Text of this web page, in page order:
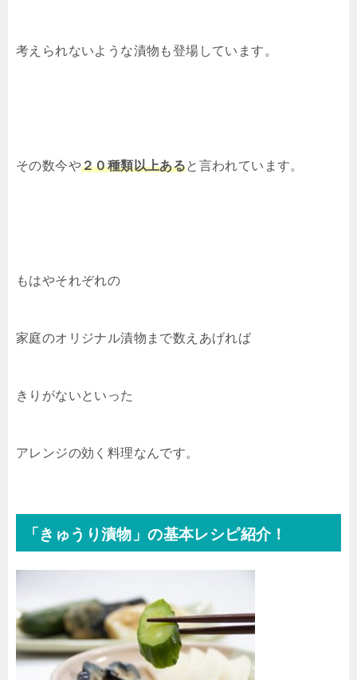
考えられないような漬物も登場しています。
その数今や２０種類以上あると言われています。
もはやそれぞれの
家庭のオリジナル漬物まで数えあげれば
きりがないといった
アレンジの効く料理なんです。
「きゅうり漬物」の基本レシピ紹介！